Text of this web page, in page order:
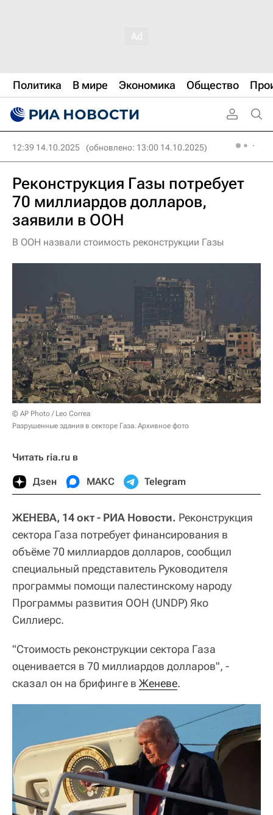
Политика В мире Экономика Общество
12:39 14.10.2025 (обновлено: 13:00 14.10.2025)
Реконструкция Газы потребует
70 миллиардов долларов,
заявили в ООН
В ООН назвали стоимость реконструкции Газы
© AP Photo / Leo Correa
Разрушенные здания в секторе Газа. Архивное фото
Читать ria.ru в
Дзен МАКС Telegram
ЖЕНЕВА, 14 окт - РИА Новости. Реконструкция
сектора Газа потребует финансирования в
объёме 70 миллиардов долларов, сообщил
специальный представитель Руководителя
программы помощи палестинскому народу
Программы развития ООН (UNDP) Яко
Силлиерс.
"Стоимость реконструкции сектора Газа
оценивается в 70 миллиардов долларов", -
сказал он на брифинге в Женеве.